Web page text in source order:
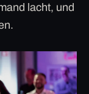
lacht, und